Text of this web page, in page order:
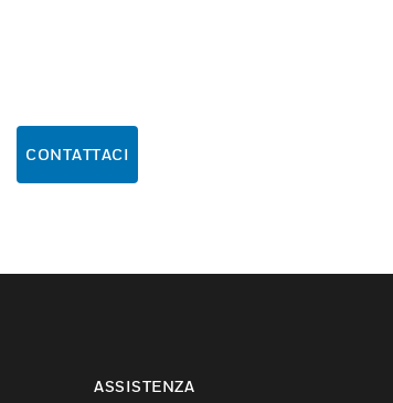
CONTATTACI
ASSISTENZA